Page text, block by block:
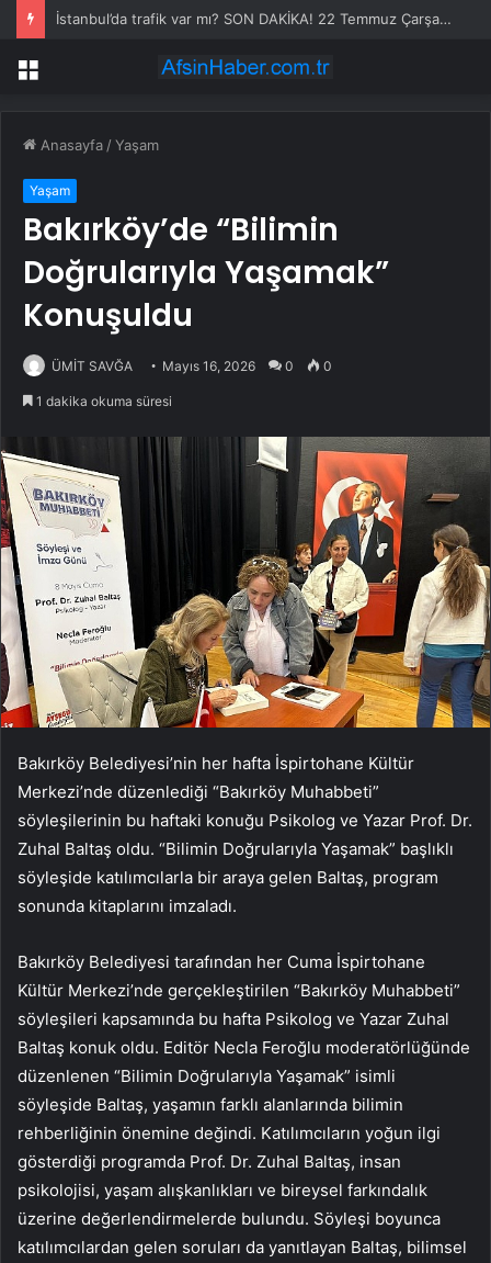
İstanbul’da trafik var mı? SON DAKİKA! 22 Temmuz Çarşamba hangi ilçelerde trafik var, hangi yollar kapalı?
Menü
Anasayfa /Yaşam
Yaşam
Bakırköy’de “Bilimin
Doğrularıyla Yaşamak”
Konuşuldu
ÜMİT SAVĞA Mayıs 16, 2026 0 0
1 dakika okuma süresi
Bakırköy Belediyesi’nin her hafta İspirtohane Kültür
Merkezi’nde düzenlediği “Bakırköy Muhabbeti”
söyleşilerinin bu haftaki konuğu Psikolog ve Yazar Prof. Dr.
Zuhal Baltaş oldu. “Bilimin Doğrularıyla Yaşamak” başlıklı
söyleşide katılımcılarla bir araya gelen Baltaş, program
sonunda kitaplarını imzaladı.
Bakırköy Belediyesi tarafından her Cuma İspirtohane
Kültür Merkezi’nde gerçekleştirilen “Bakırköy Muhabbeti”
söyleşileri kapsamında bu hafta Psikolog ve Yazar Zuhal
Baltaş konuk oldu. Editör Necla Feroğlu moderatörlüğünde
düzenlenen “Bilimin Doğrularıyla Yaşamak” isimli
söyleşide Baltaş, yaşamın farklı alanlarında bilimin
rehberliğinin önemine değindi. Katılımcıların yoğun ilgi
gösterdiği programda Prof. Dr. Zuhal Baltaş, insan
psikolojisi, yaşam alışkanlıkları ve bireysel farkındalık
üzerine değerlendirmelerde bulundu. Söyleşi boyunca
katılımcılardan gelen soruları da yanıtlayan Baltaş, bilimsel